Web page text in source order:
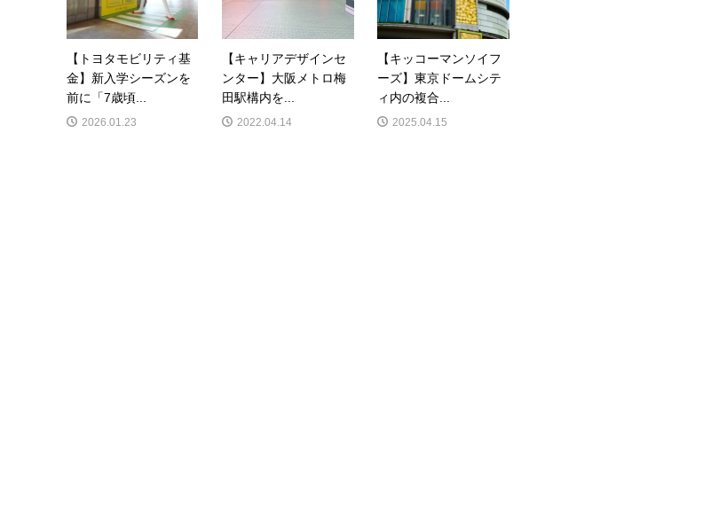
【トヨタモビリティ基
金】新入学シーズンを
前に「7歳頃...
2026.01.23
【キャリアデザインセ
ンター】大阪メトロ梅
田駅構内を...
2022.04.14
【キッコーマンソイフ
ーズ】東京ドームシテ
ィ内の複合...
2025.04.15